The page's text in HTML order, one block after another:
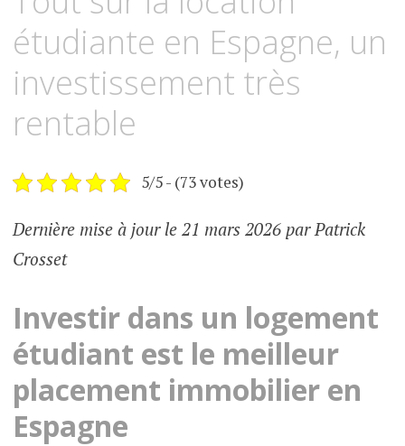
étudiante en Espagne, un
investissement très
rentable
5/5 - (73 votes)
Dernière mise à jour le 21 mars 2026 par Patrick
Crosset
Investir dans un logement
étudiant est le meilleur
placement immobilier en
Espagne